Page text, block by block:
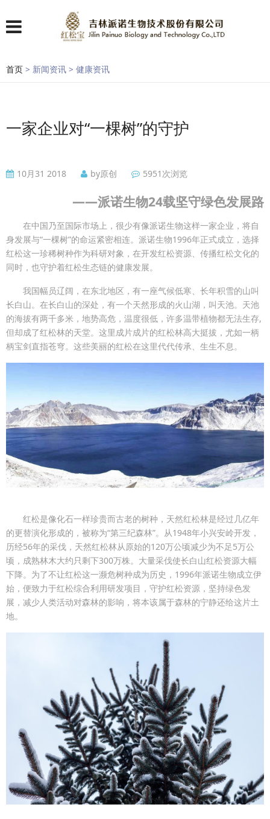
首页 > 新闻资讯 > 健康资讯
一家企业对“一棵树”的守护
10月31 2018 by原创 5951次浏览
——派诺生物24载坚守绿色发展路
在中国乃至国际市场上，很少有像派诺生物这样一家企业，将自
身发展与“一棵树”的命运紧密相连。派诺生物1996年正式成立，选择
红松这一珍稀树种作为科研对象，在开发红松资源、传播红松文化的
同时，也守护着红松生态链的健康发展。
我国幅员辽阔，在东北地区，有一座气候低寒、长年积雪的山叫
长白山。在长白山的深处，有一个天然形成的火山湖，叫天池。天池
的海拔有两千多米，地势高危，温度很低，许多温带植物都无法生存,
但却成了红松林的天堂。这里成片成片的红松林高大挺拔，尤如一柄
柄宝剑直指苍穹。这些美丽的红松在这里代代传承、生生不息。
红松是像化石一样珍贵而古老的树种，天然红松林是经过几亿年
的更替演化形成的，被称为“第三纪森林”。从1948年小兴安岭开发，
历经56年的采伐，天然红松林从原始的120万公顷减少为不足5万公
顷，成熟林木大约只剩下300万株。大量采伐使长白山红松资源大幅
下降。为了不让红松这一濒危树种成为历史，1996年派诺生物成立伊
始，便致力于红松综合利用研发项目，守护红松资源，坚持绿色发
展，减少人类活动对森林的影响，将本该属于森林的宁静还给这片土
地。